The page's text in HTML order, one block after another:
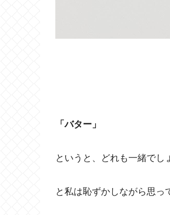
「バター」
というと、どれも一緒でし
と私は恥ずかしながら思っ